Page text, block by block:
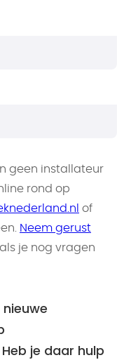
geen installateur
rond op
of
Neem gerust
als je nog vragen
je daar hulp